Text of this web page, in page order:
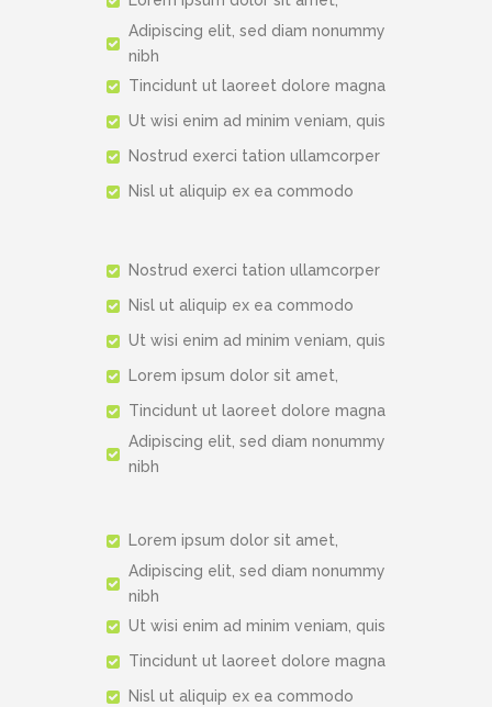
Adipiscing elit, sed diam nonummy
nibh
Tincidunt ut laoreet dolore magna
Ut wisi enim ad minim veniam, quis
Nostrud exerci tation ullamcorper
Nisl ut aliquip ex ea commodo
Nostrud exerci tation ullamcorper
Nisl ut aliquip ex ea commodo
Ut wisi enim ad minim veniam, quis
Lorem ipsum dolor sit amet,
Tincidunt ut laoreet dolore magna
Adipiscing elit, sed diam nonummy
nibh
Lorem ipsum dolor sit amet,
Adipiscing elit, sed diam nonummy
nibh
Ut wisi enim ad minim veniam, quis
Tincidunt ut laoreet dolore magna
Nisl ut aliquip ex ea commodo